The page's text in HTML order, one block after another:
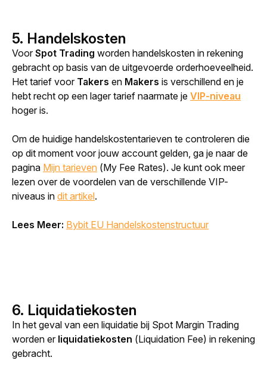
5. Handelskosten
Voor Spot Trading worden handelskosten in rekening
gebracht op basis van de uitgevoerde orderhoeveelheid.
Het tarief voor Takers en Makers is verschillend en je
hebt recht op een lager tarief naarmate je VIP-niveau
hoger is.
Om de huidige handelskostentarieven te controleren die
op dit moment voor jouw account gelden, ga je naar de
pagina Mijn tarieven (My Fee Rates). Je kunt ook meer
lezen over de voordelen van de verschillende VIP-
niveaus in dit artikel.
Lees Meer: Bybit EU Handelskostenstructuur
6. Liquidatiekosten
In het geval van een liquidatie bij Spot Margin Trading
worden er liquidatiekosten (Liquidation Fee) in rekening
gebracht.